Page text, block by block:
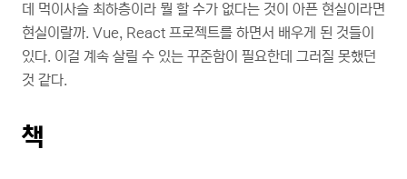
데 먹이사슬 최하층이라 뭘 할 수가 없다는 것이 아픈 현실이라면
현실이랄까. Vue, React 프로젝트를 하면서 배우게 된 것들이
있다. 이걸 계속 살릴 수 있는 꾸준함이 필요한데 그러질 못했던
것 같다.
책